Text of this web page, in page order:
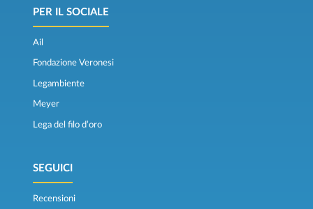
PER IL SOCIALE
Ail
Fondazione Veronesi
Legambiente
Meyer
Lega del filo d’oro
SEGUICI
Recensioni